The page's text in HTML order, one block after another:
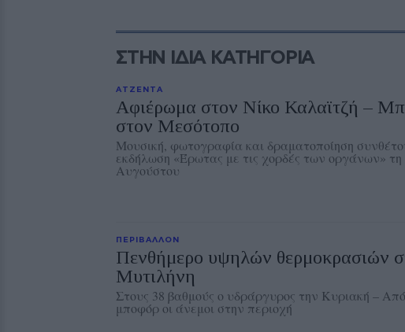
ΣΤΗΝ ΙΔΙΑ ΚΑΤΗΓΟΡΙΑ
ΑΤΖΕΝΤΑ
Αφιέρωμα στον Νίκο Καλαϊτζή –
στον Μεσότοπο
Μουσική, φωτογραφία και δραματοποίηση
εκδήλωση «Έρωτας με τις χορδές των οργάνων»
Αυγούστου
ΠΕΡΙΒΑΛΛΟΝ
Πενθήμερο υψηλών θερμοκρασιών
Μυτιλήνη
Στους 38 βαθμούς ο υδράργυρος την Κυριακή –
μποφόρ οι άνεμοι στην περιοχή